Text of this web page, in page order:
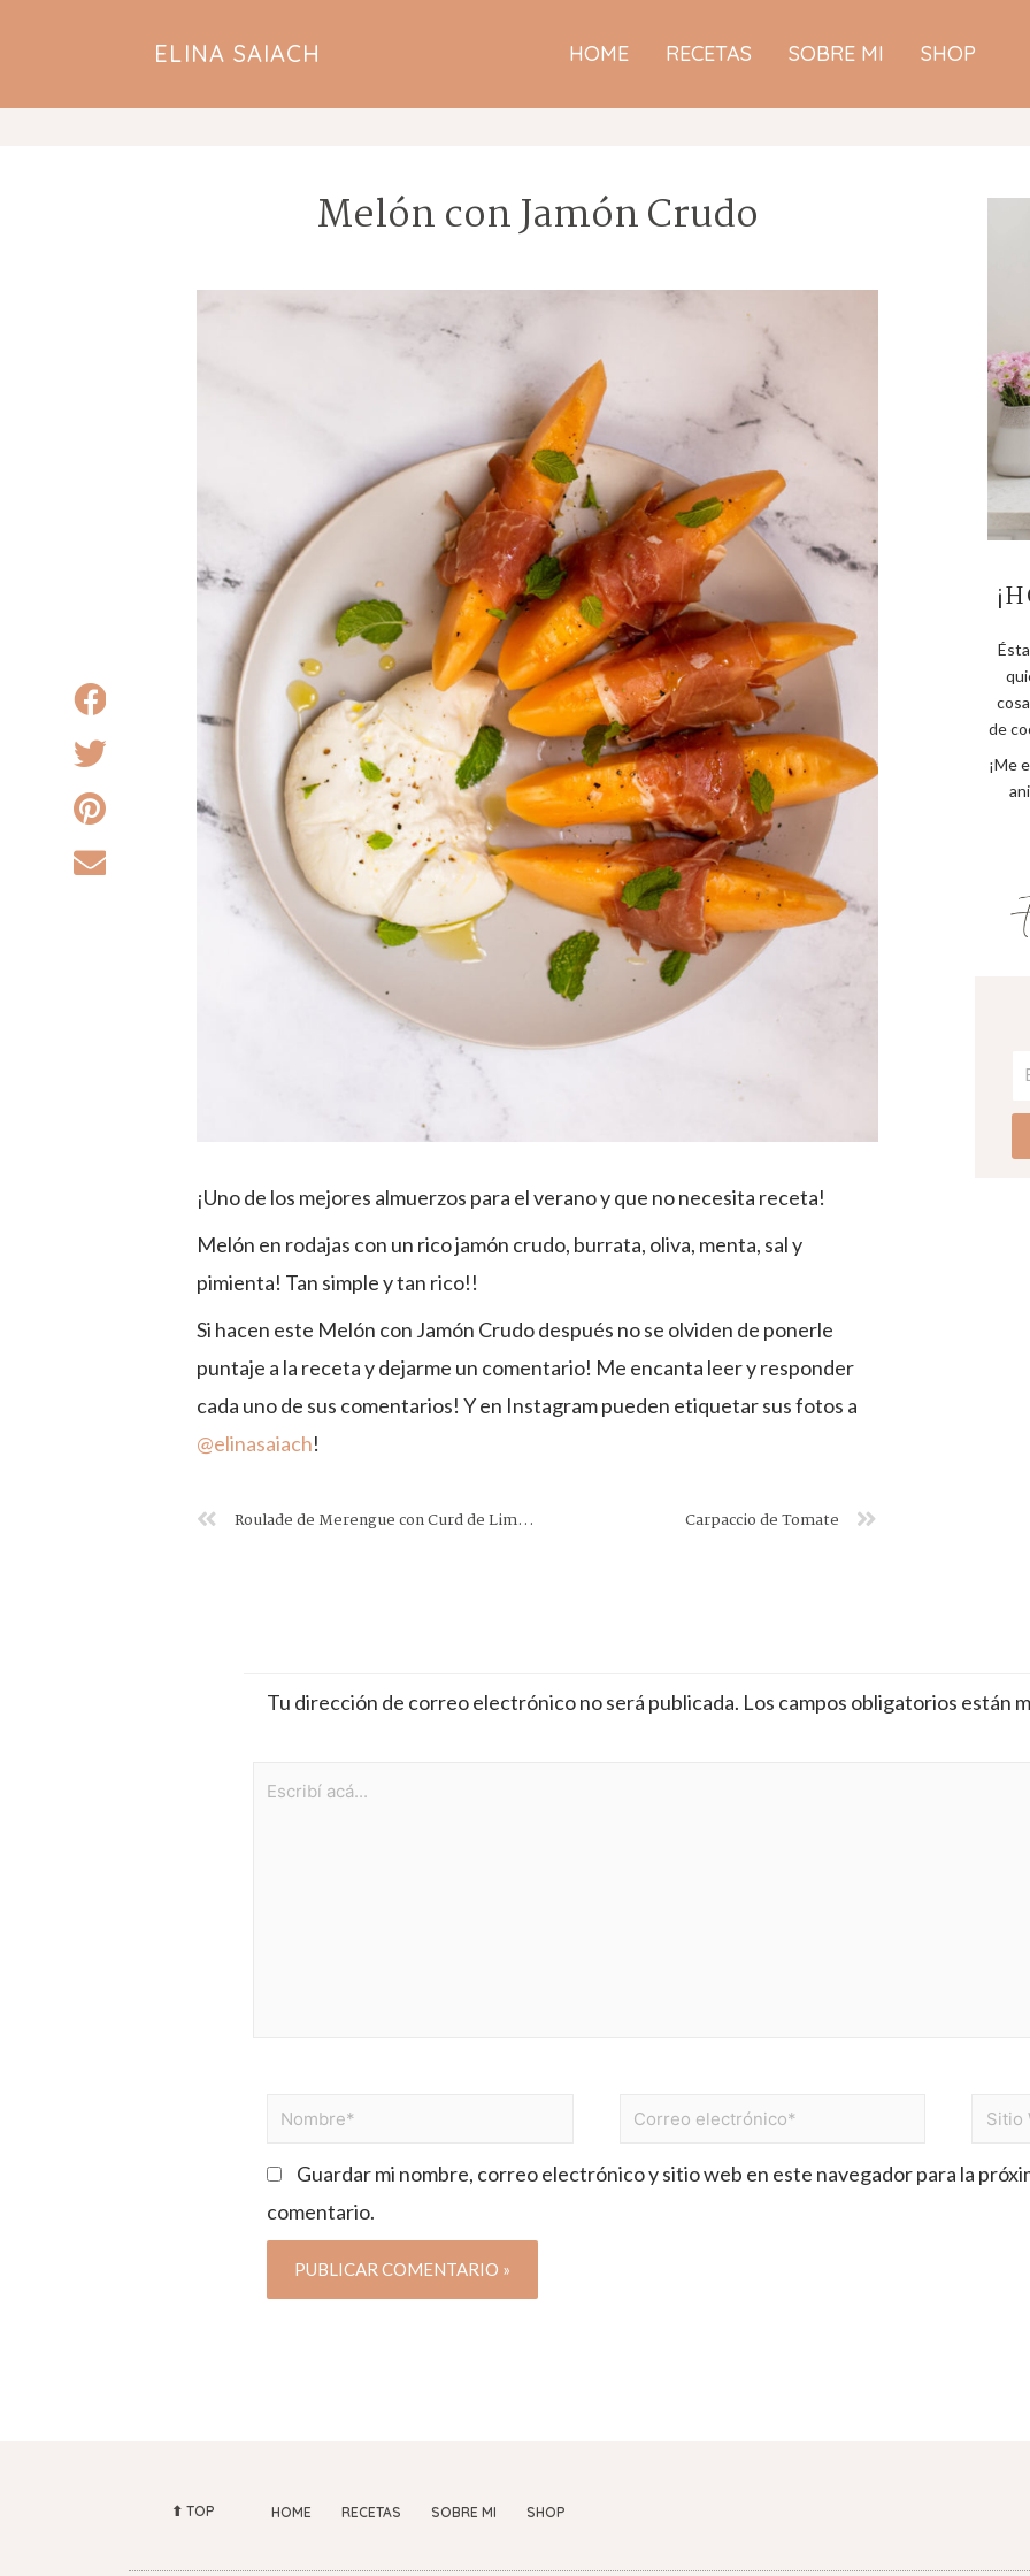
ELINA SAIACH HOME RECETAS SOBRE MI SHOP
Melón con Jamón Crudo
¡Uno de los mejores almuerzos para el verano y que no necesita receta!
Melón en rodajas con un rico jamón crudo, burrata, oliva, menta, sal y
pimienta! Tan simple y tan rico!!
Si hacen este Melón con Jamón Crudo después no se olviden de ponerle
puntaje a la receta y dejarme un comentario! Me encanta leer y responder
cada uno de sus comentarios! Y en Instagram pueden etiquetar sus fotos a
@elinasaiach!
Roulade de Merengue con Curd de Limón y Frutos Rojos Carpaccio de Tomate
de
¡Me
Tu dirección de correo electrónico no será publicada. Los campos obligatorios están
Guardar mi nombre, correo electrónico y sitio web en este navegador para la
comentario.
⬆︎ TOP HOME RECETAS SOBRE MI SHOP